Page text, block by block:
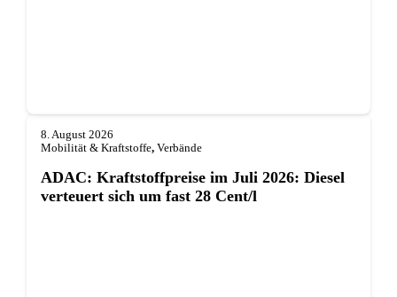
8. August 2026
Mobilität & Kraftstoffe, Verbände
ADAC: Kraftstoffpreise im Juli 2026: Diesel
verteuert sich um fast 28 Cent/l